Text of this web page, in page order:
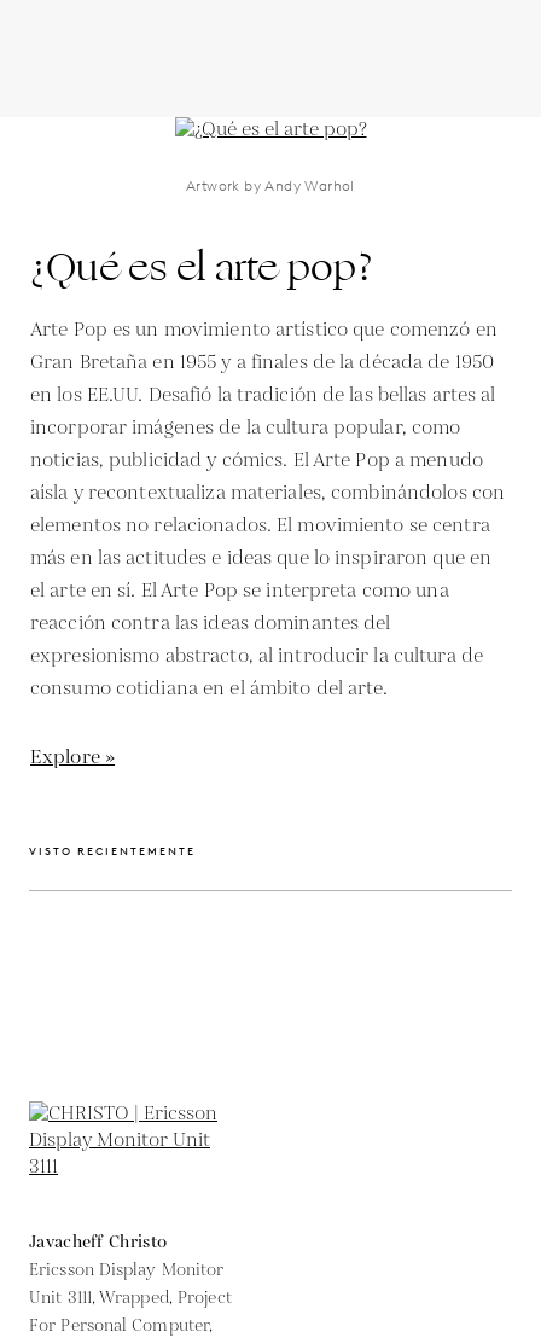
Artwork by Andy Warhol
¿Qué es el arte pop?
Arte Pop es un movimiento artístico que comenzó en
Gran Bretaña en 1955 y a finales de la década de 1950
en los EE.UU. Desafió la tradición de las bellas artes al
incorporar imágenes de la cultura popular, como
noticias, publicidad y cómics. El Arte Pop a menudo
aísla y recontextualiza materiales, combinándolos con
elementos no relacionados. El movimiento se centra
más en las actitudes e ideas que lo inspiraron que en
el arte en sí. El Arte Pop se interpreta como una
reacción contra las ideas dominantes del
expresionismo abstracto, al introducir la cultura de
consumo cotidiana en el ámbito del arte.
Explore »
VISTO RECIENTEMENTE
Javacheff Christo
Ericsson Display Monitor
Unit 3111, Wrapped, Project
For Personal Computer,